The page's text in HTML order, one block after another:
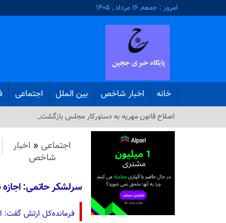
امروز : جمعه, ۱۶ مرداد , ۱۴۰۵
خانه اخبار شاخص بین الملل اجتماعی
وز_
اجتماعی « اخبار
شاخص
سرلشکر حاتمی:
فرمانده‌کل ارتش گفت: